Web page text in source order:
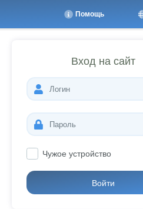
Помощь
Вход на сайт
Чужое устройство
Войти